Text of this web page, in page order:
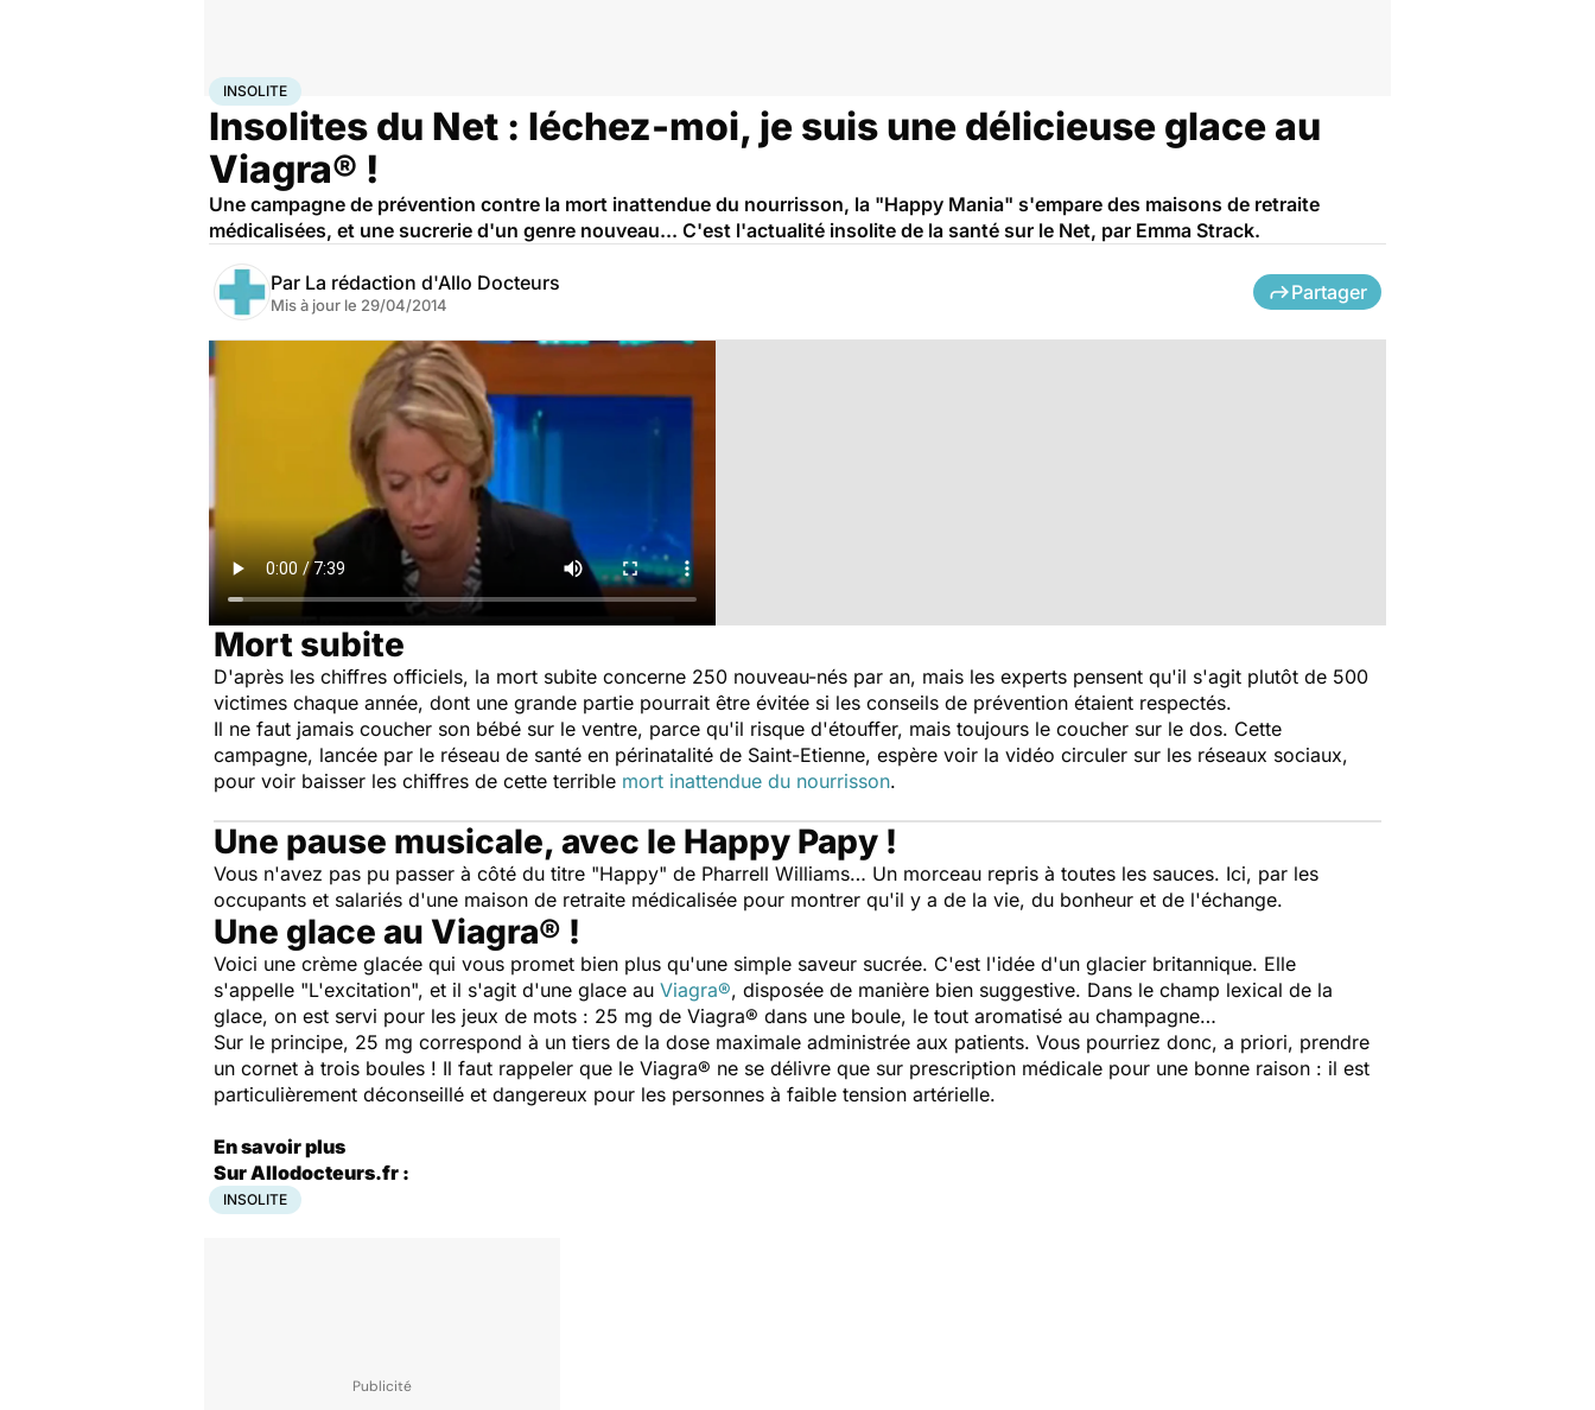
AccueilSantéInsolite
INSOLITE
Insolites du Net : léchez-moi, je suis une délicieuse glace au
Viagra® !
Une campagne de prévention contre la mort inattendue du nourrisson, la "Happy Mania" s'empare des maisons de retraite
médicalisées, et une sucrerie d'un genre nouveau... C'est l'actualité insolite de la santé sur le Net, par Emma Strack.
Par La rédaction d'Allo Docteurs
Mis à jour le 29/04/2014
Partager
Mort subite
D'après les chiffres officiels, la mort subite concerne 250 nouveau-nés par an, mais les experts pensent qu'il s'agit plutôt de 500
victimes chaque année, dont une grande partie pourrait être évitée si les conseils de prévention étaient respectés.
Il ne faut jamais coucher son bébé sur le ventre, parce qu'il risque d'étouffer, mais toujours le coucher sur le dos. Cette
campagne, lancée par le réseau de santé en périnatalité de Saint-Etienne, espère voir la vidéo circuler sur les réseaux sociaux,
pour voir baisser les chiffres de cette terrible mort inattendue du nourrisson.
Une pause musicale, avec le Happy Papy !
Vous n'avez pas pu passer à côté du titre "Happy" de Pharrell Williams… Un morceau repris à toutes les sauces. Ici, par les
occupants et salariés d'une maison de retraite médicalisée pour montrer qu'il y a de la vie, du bonheur et de l'échange.
Une glace au Viagra® !
Voici une crème glacée qui vous promet bien plus qu'une simple saveur sucrée. C'est l'idée d'un glacier britannique. Elle
s'appelle "L'excitation", et il s'agit d'une glace au Viagra®, disposée de manière bien suggestive. Dans le champ lexical de la
glace, on est servi pour les jeux de mots : 25 mg de Viagra® dans une boule, le tout aromatisé au champagne…
Sur le principe, 25 mg correspond à un tiers de la dose maximale administrée aux patients. Vous pourriez donc, a priori, prendre
un cornet à trois boules ! Il faut rappeler que le Viagra® ne se délivre que sur prescription médicale pour une bonne raison : il est
particulièrement déconseillé et dangereux pour les personnes à faible tension artérielle.
En savoir plus
Sur Allodocteurs.fr :
INSOLITE